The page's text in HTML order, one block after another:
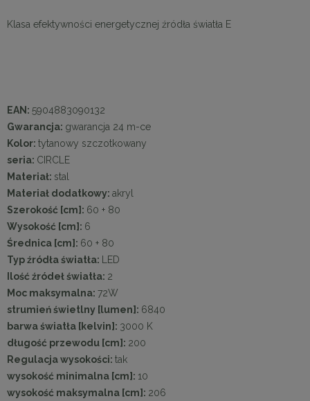
Klasa efektywności energetycznej źródła światła E
EAN: 5904883090132
Gwarancja: gwarancja 24 m-ce
Kolor: tytanowy szczotkowany
seria: CIRCLE
Materiał: stal
Materiał dodatkowy: akryl
Szerokość [cm]: 60 + 80
Wysokość [cm]: 6
Średnica [cm]: 60 + 80
Typ źródła światła:
LED
Ilość źródeł światła: 2
Moc maksymalna: 72W
strumień świetlny [lumen]: 6840
barwa światła [kelvin]: 3000 K
długość przewodu [cm]: 200
Regulacja wysokości: tak
wysokość minimalna [cm]: 10
wysokość maksymalna [cm]: 206